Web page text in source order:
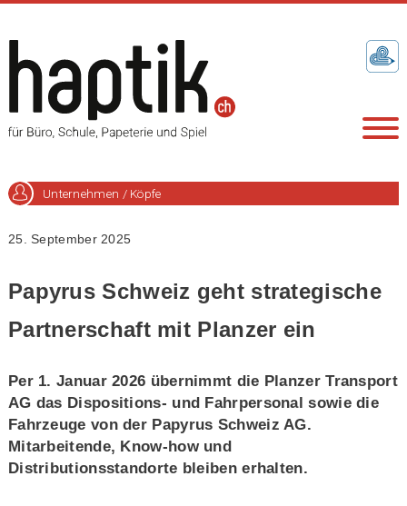
Unternehmen / Köpfe
25. September 2025
Papyrus Schweiz geht strategische
Partnerschaft mit Planzer ein
Per 1. Januar 2026 übernimmt die Planzer Transport
AG das Dispositions- und Fahrpersonal sowie die
Fahrzeuge von der Papyrus Schweiz AG.
Mitarbeitende, Know-how und
Distributionsstandorte bleiben erhalten.